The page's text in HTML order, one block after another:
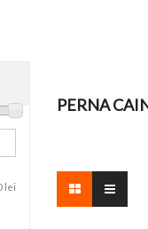
lei
PERNA